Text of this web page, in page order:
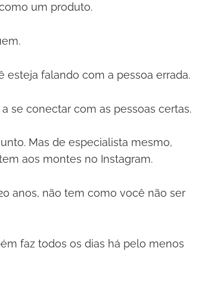
um produto.
esteja falando com a pessoa errada.
se conectar com as pessoas certas.
Mas de especialista mesmo,
aos montes no Instagram.
anos, não tem como você não ser
faz todos os dias há pelo menos